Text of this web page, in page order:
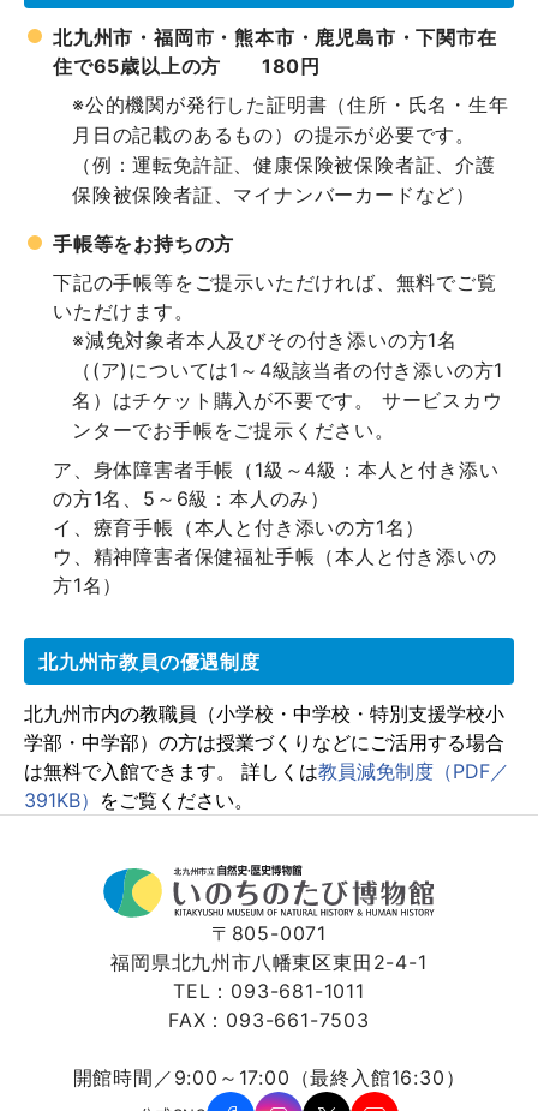
北九州市・福岡市・熊本市・鹿児島市・下関市在
住で65歳以上の方 180円
※公的機関が発行した証明書（住所・氏名・生年
月日の記載のあるもの）の提示が必要です。
（例：運転免許証、健康保険被保険者証、介護
保険被保険者証、マイナンバーカードなど）
手帳等をお持ちの方
下記の手帳等をご提示いただければ、無料でご覧
いただけます。
※減免対象者本人及びその付き添いの方1名
（(ア)については1～4級該当者の付き添いの方1
名）はチケット購入が不要です。 サービスカウ
ンターでお手帳をご提示ください。
身体障害者手帳（1級～4級：本人と付き添い
の方1名、5～6級：本人のみ）
療育手帳（本人と付き添いの方1名）
精神障害者保健福祉手帳（本人と付き添いの
方1名）
北九州市教員の優遇制度
北九州市内の教職員（小学校・中学校・特別支援学校小
学部・中学部）の方は授業づくりなどにご活用する場合
は無料で入館できます。 詳しくは教員減免制度（PDF／
391KB） をご覧ください。
〒805-0071
福岡県北九州市八幡東区東田2-4-1
TEL：093-681-1011
FAX：093-661-7503
開館時間／9:00～17:00（最終入館16:30）